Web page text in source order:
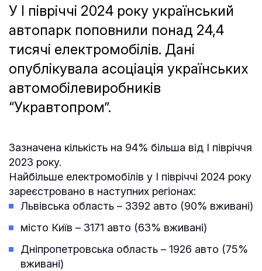
У І півріччі 2024 року український
автопарк поповнили понад 24,4
тисячі електромобілів. Дані
опублікувала асоціація українських
автомобілевиробників
“Укравтопром”.
Зазначена кількість на 94% більша від І півріччя
2023 року.
Найбільше електромобілів у І півріччі 2024 року
зареєстровано в наступних регіонах:
Львівська область – 3392 авто (90% вживані)
місто Київ – 3171 авто (63% вживані)
Дніпропетровська область – 1926 авто (75%
вживані)